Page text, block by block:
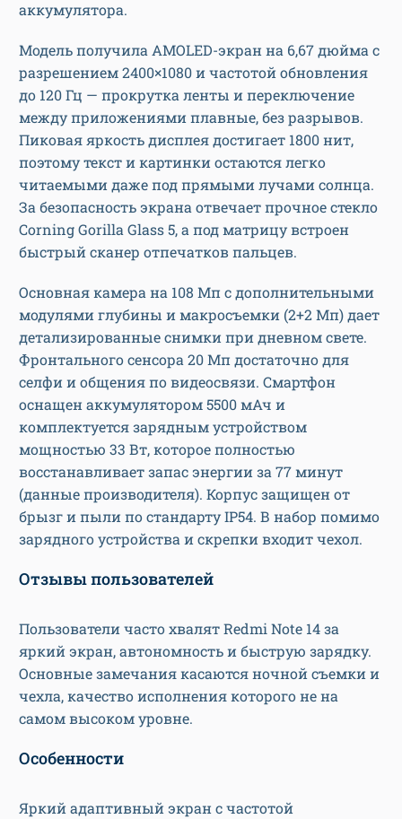
аккумулятора.
Модель получила AMOLED-экран на 6,67 дюйма с
разрешением 2400×1080 и частотой обновления
до 120 Гц — прокрутка ленты и переключение
между приложениями плавные, без разрывов.
Пиковая яркость дисплея достигает 1800 нит,
поэтому текст и картинки остаются легко
читаемыми даже под прямыми лучами солнца.
За безопасность экрана отвечает прочное стекло
Corning Gorilla Glass 5, а под матрицу встроен
быстрый сканер отпечатков пальцев.
Основная камера на 108 Мп с дополнительными
модулями глубины и макросъемки (2+2 Мп) дает
детализированные снимки при дневном свете.
Фронтального сенсора 20 Мп достаточно для
селфи и общения по видеосвязи. Смартфон
оснащен аккумулятором 5500 мАч и
комплектуется зарядным устройством
мощностью 33 Вт, которое полностью
восстанавливает запас энергии за 77 минут
(данные производителя). Корпус защищен от
брызг и пыли по стандарту IP54. В набор помимо
зарядного устройства и скрепки входит чехол.
Отзывы пользователей
Пользователи часто хвалят Redmi Note 14 за
яркий экран, автономность и быструю зарядку.
Основные замечания касаются ночной съемки и
чехла, качество исполнения которого не на
самом высоком уровне.
Особенности
Яркий адаптивный экран с частотой